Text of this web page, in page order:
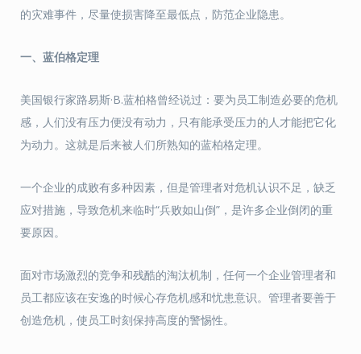
的灾难事件，尽量使损害降至最低点，防范企业隐患。
一、 蓝伯格定理
美国银行家路易斯·B.蓝柏格曾经说过：要为员工制造必要的危机
感，人们没有压力便没有动力，只有能承受压力的人才能把它化
为动力。这就是后来被人们所熟知的蓝柏格定理。
一个企业的成败有多种因素，但是管理者对危机认识不足，缺乏
应对措施，导致危机来临时“兵败如山倒”，是许多企业倒闭的重
要原因。
面对市场激烈的竞争和残酷的淘汰机制，任何一个企业管理者和
员工都应该在安逸的时候心存危机感和忧患意识。管理者要善于
创造危机，使员工时刻保持高度的警惕性。